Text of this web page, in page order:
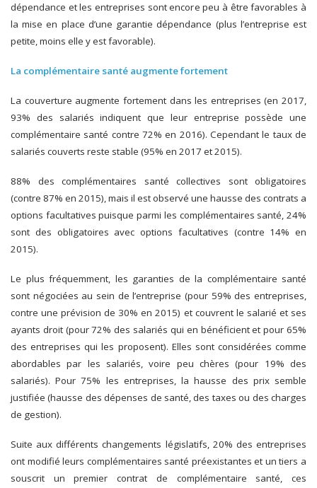
dépendance et les entreprises sont encore peu à être favorables à
la mise en place d’une garantie dépendance (plus l’entreprise est
petite, moins elle y est favorable).
La complémentaire santé augmente fortement
La couverture augmente fortement dans les entreprises (en 2017,
93% des salariés indiquent que leur entreprise possède une
complémentaire santé contre 72% en 2016). Cependant le taux de
salariés couverts reste stable (95% en 2017 et 2015).
88% des complémentaires santé collectives sont obligatoires
(contre 87% en 2015), mais il est observé une hausse des contrats a
options facultatives puisque parmi les complémentaires santé, 24%
sont des obligatoires avec options facultatives (contre 14% en
2015).
Le plus fréquemment, les garanties de la complémentaire santé
sont négociées au sein de l’entreprise (pour 59% des entreprises,
contre une prévision de 30% en 2015) et couvrent le salarié et ses
ayants droit (pour 72% des salariés qui en bénéficient et pour 65%
des entreprises qui les proposent). Elles sont considérées comme
abordables par les salariés, voire peu chères (pour 19% des
salariés). Pour 75% les entreprises, la hausse des prix semble
justifiée (hausse des dépenses de santé, des taxes ou des charges
de gestion).
Suite aux différents changements législatifs, 20% des entreprises
ont modifié leurs complémentaires santé préexistantes et un tiers a
souscrit un premier contrat de complémentaire santé, ces